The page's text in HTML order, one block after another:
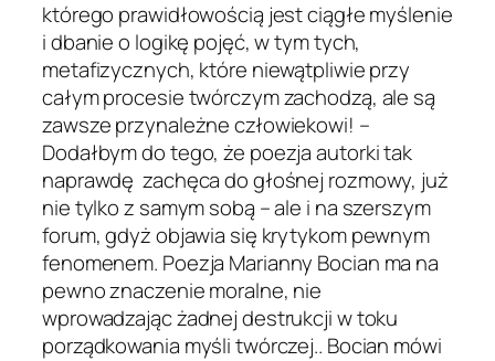
którego prawidłowością jest ciągłe myślenie
i dbanie o logikę pojęć, w tym tych,
metafizycznych, które niewątpliwie przy
całym procesie twórczym zachodzą, ale są
zawsze przynależne człowiekowi! –
Dodałbym do tego, że poezja autorki tak
naprawdę zachęca do głośnej rozmowy, już
nie tylko z samym sobą – ale i na szerszym
forum, gdyż objawia się krytykom pewnym
fenomenem. Poezja Marianny Bocian ma na
pewno znaczenie moralne, nie
wprowadzając żadnej destrukcji w toku
porządkowania myśli twórczej.. Bocian mówi